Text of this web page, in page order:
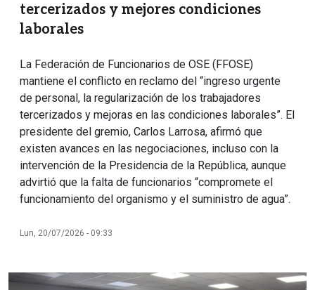
tercerizados y mejores condiciones
laborales
La Federación de Funcionarios de OSE (FFOSE)
mantiene el conflicto en reclamo del “ingreso urgente
de personal, la regularización de los trabajadores
tercerizados y mejoras en las condiciones laborales”. El
presidente del gremio, Carlos Larrosa, afirmó que
existen avances en las negociaciones, incluso con la
intervención de la Presidencia de la República, aunque
advirtió que la falta de funcionarios “compromete el
funcionamiento del organismo y el suministro de agua”.
Lun, 20/07/2026 - 09:33
Imagen